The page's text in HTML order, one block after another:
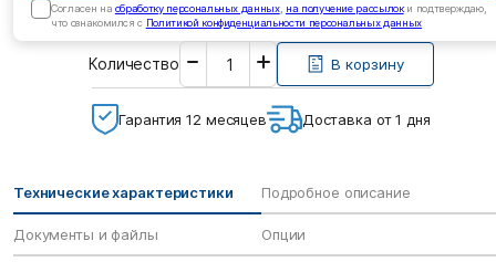
Cогласен на обработку персональных данных, на получение рассылоки подтверждаю,
что ознакомился с Политикой конфиденциальности персональных данных
Количество
Введите
необходимое
количество
В корзину
Гарантия 12 месяцев Доставка от 1 дня
Технические характеристики Подробное описание
Документы и файлы Опции